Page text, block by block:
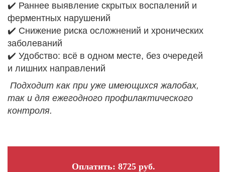
✔️ Раннее выявление скрытых воспалений и
ферментных нарушений
✔️ Снижение риска осложнений и хронических
заболеваний
✔️ Удобство: всё в одном месте, без очередей
и лишних направлений
Подходит как при уже имеющихся жалобах,
так и для ежегодного профилактического
контроля.
Оплатить: 8725 руб.